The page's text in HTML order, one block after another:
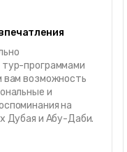
программами
вам возможность
и
на
Дубая и Абу-Даби.